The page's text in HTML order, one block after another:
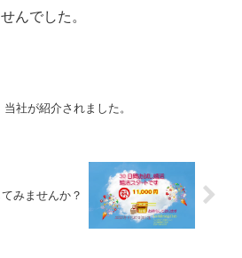
んでした。
当社が紹介されました。
みませんか？